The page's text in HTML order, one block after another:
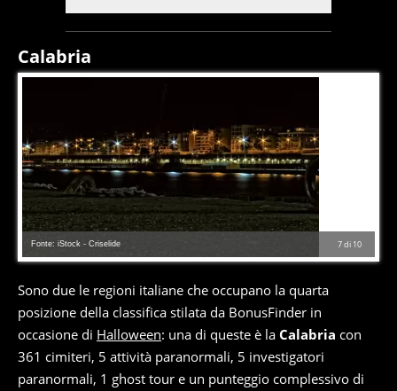
Calabria
7di 10
Fonte: iStock - Criselide
Sono due le regioni italiane che occupano la quarta
posizione della classifica stilata da BonusFinder in
occasione di Halloween: una di queste è la Calabria con
361 cimiteri, 5 attività paranormali, 5 investigatori
paranormali, 1 ghost tour e un punteggio complessivo di